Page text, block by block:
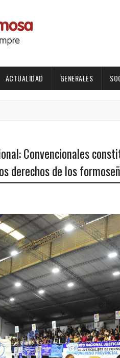
ACTUALIDAD GENERALES
Convencionales
derechos de los